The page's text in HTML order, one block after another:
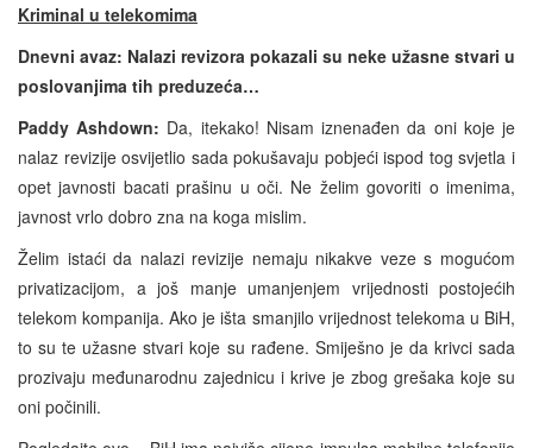
Kriminal u telekomima
Dnevni avaz: Nalazi revizora pokazali su neke užasne stvari u
poslovanjima tih preduzeća…
Paddy Ashdown: Da, itekako! Nisam iznenađen da oni koje je
nalaz revizije osvijetlio sada pokušavaju pobjeći ispod tog svjetla i
opet javnosti bacati prašinu u oči. Ne želim govoriti o imenima,
javnost vrlo dobro zna na koga mislim.
Želim istaći da nalazi revizije nemaju nikakve veze s mogućom
privatizacijom, a još manje umanjenjem vrijednosti postojećih
telekom kompanija. Ako je išta smanjilo vrijednost telekoma u BiH,
to su te užasne stvari koje su rađene. Smiješno je da krivci sada
prozivaju međunarodnu zajednicu i krive je zbog grešaka koje su
oni počinili.